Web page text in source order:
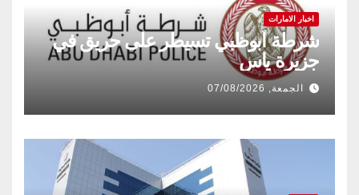
اخبار الامارات
شرطة أبوظبي تسيطر على حريق في
جزيرة ياس
الجمعة, 07/08/2026